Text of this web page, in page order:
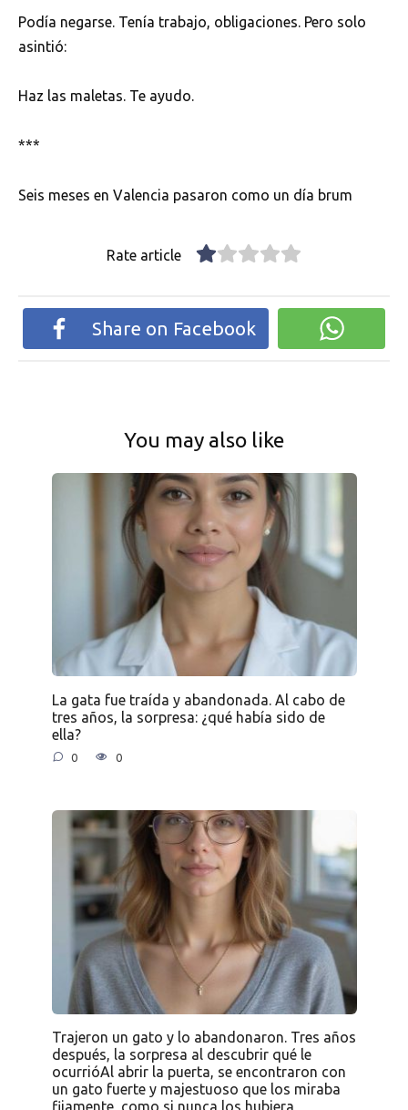
Podía negarse. Tenía trabajo, obligaciones. Pero solo
asintió:
Haz las maletas. Te ayudo.
***
Seis meses en Valencia pasaron como un día brum
Rate article
Share on Facebook
You may also like
La gata fue traída y abandonada. Al cabo de
tres años, la sorpresa: ¿qué había sido de
ella?
0 0
Trajeron un gato y lo abandonaron. Tres años
después, la sorpresa al descubrir qué le
ocurrióAl abrir la puerta, se encontraron con
un gato fuerte y majestuoso que los miraba
fijamente, como si nunca los hubiera